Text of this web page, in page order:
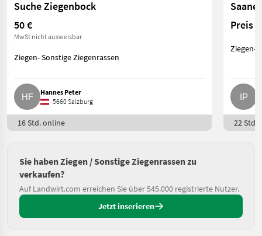
Suche Ziegenbock
50 €
MwSt nicht ausweisbar
Ziegen- Sonstige Ziegenrassen
Hannes Peter
5660 Salzburg
16 Std. online
Preis
Ziegen-
22 Std.
Sie haben Ziegen / Sonstige Ziegenrassen zu
verkaufen?
Auf Landwirt.com erreichen Sie über 545.000 registrierte Nutzer.
Jetzt inserieren